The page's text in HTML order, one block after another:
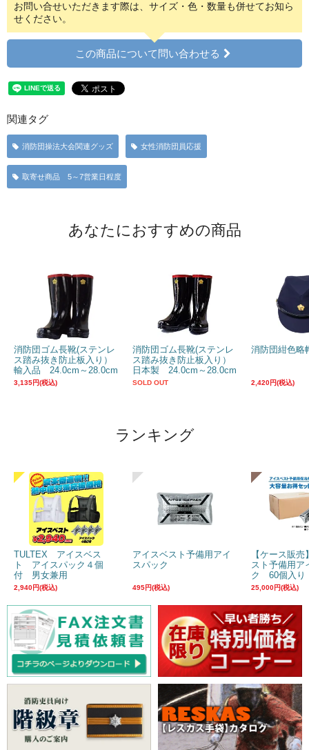
お問い合せいただきます際は、サイズ・色・数量も併せてお知ら
せください。
この商品について問い合わせる
関連タグ
消防団操法大会関連グッズ 女性消防団員応援
取寄せ商品 5～7営業日程度
あなたにおすすめの商品
消防団ゴム長靴(ステンレ
ス踏み抜き防止板入り）
輸入品 24.0cm～28.0cm
3,135円(税込)
消防団ゴム長靴(ステンレ
ス踏み抜き防止板入り）
日本製 24.0cm～28.0cm
SOLD OUT
消防団紺色略
2,420円(税込)
ランキング
TULTEX アイスベス
ト アイスパック４個
付 男女兼用
2,940円(税込)
アイスベスト予備用アイ
スパック
495円(税込)
【ケース販
スト予備用ア
ク 60個入り
25,000円(税込)